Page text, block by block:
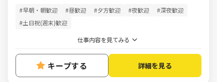
#早朝・朝歓迎 #昼歓迎 #夕方歓迎 #夜歓迎
#深夜歓迎
#土日祝(週末)歓迎
仕事内容を見てみる
キープする 詳細を見る